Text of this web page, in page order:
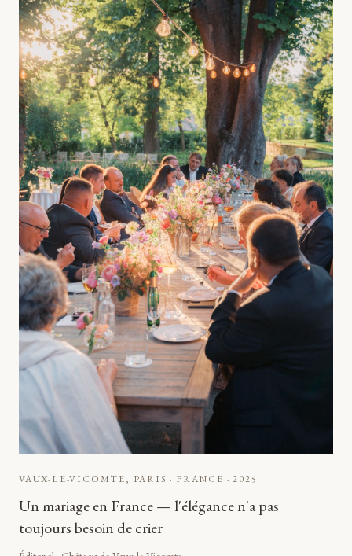
VAUX-LE-VICOMTE, PARIS · FRANCE ·2025
Un mariage en France — l'élégance n'a pas
toujours besoin de crier